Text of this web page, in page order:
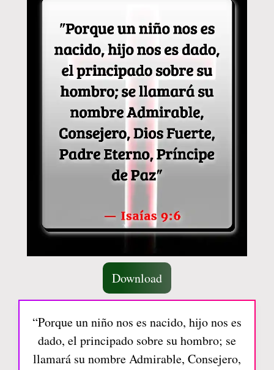
Download
“Porque un niño nos es nacido, hijo nos es
dado, el principado sobre su hombro; se
llamará su nombre Admirable, Consejero,